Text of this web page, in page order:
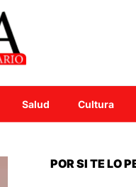
Salud Cultura
POR SI TE LO